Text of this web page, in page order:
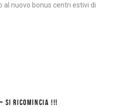
al nuovo bonus centri estivi di
SI RICOMINCIA !!!